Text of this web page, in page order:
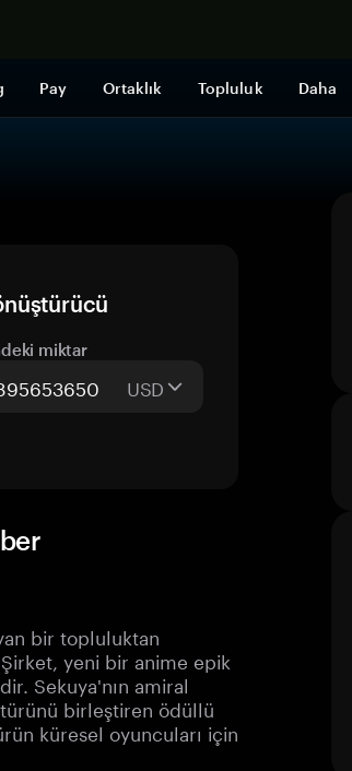
Pay Ortaklık Topluluk Daha
miktar
USD
bir topluluktan
yeni bir anime epik
Sekuya'nın amiral
birleştiren ödüllü
küresel oyuncuları için